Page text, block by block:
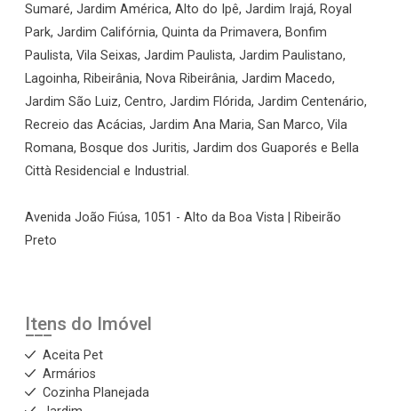
Sumaré, Jardim América, Alto do Ipê, Jardim Irajá, Royal
Park, Jardim Califórnia, Quinta da Primavera, Bonfim
Paulista, Vila Seixas, Jardim Paulista, Jardim Paulistano,
Lagoinha, Ribeirânia, Nova Ribeirânia, Jardim Macedo,
Jardim São Luiz, Centro, Jardim Flórida, Jardim Centenário,
Recreio das Acácias, Jardim Ana Maria, San Marco, Vila
Romana, Bosque dos Juritis, Jardim dos Guaporés e Bella
Città Residencial e Industrial.
Avenida João Fiúsa, 1051 - Alto da Boa Vista | Ribeirão
Preto
Itens do Imóvel
Aceita Pet
Armários
Cozinha Planejada